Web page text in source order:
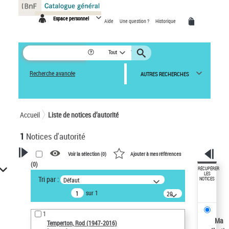
Espace personnel Aide Une question ? Historique
Tout
Recherche avancée AUTRES RECHERCHES
Accueil Liste de notices d’autorité
1 Notices d'autorité
VOTRE RECHERCHE
Recherche avancée dans les
notices d’autorité
Œuvres liées à l'auteur :
Temperton, Rod (1947-2016)
Voir la sélection (0) Ajouter à mes références
(0)
Tri par : Défaut
sur 1
20
résultats/page
1
Temperton, Rod (1947-2016)
RÉCUPÉRER
LES
NOTICES
Ma
Panneau de gestion des cookies